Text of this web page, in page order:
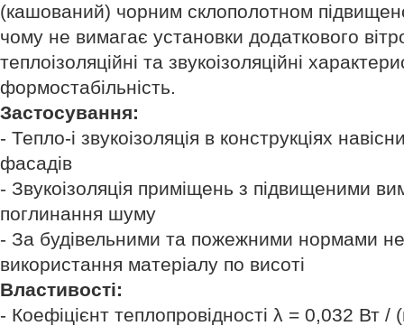
(кашований) чорним склополотном
чому не вимагає установки додаткового
теплоізоляційні та звукоізоляційні
формостабільність.
Застосування:
- Тепло-і звукоізоляція в конструкціях
фасадів
- Звукоізоляція приміщень з підвищеними
поглинання шуму
- За будівельними та пожежними нормами
використання матеріалу по висоті
Властивості:
- Коефіцієнт теплопровідності λ = 0,032 Вт /